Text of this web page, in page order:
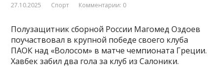
27.10.2025 Спорт Комментарии: 0
Полузащитник сборной России Магомед Оздоев
поучаствовал в крупной победе своего клуба
ПАОК над «Волосом» в матче чемпионата Греции.
Хавбек забил два гола за клуб из Салоники.